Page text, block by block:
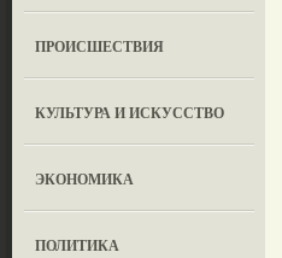
ПРОИСШЕСТВИЯ
КУЛЬТУРА И ИСКУССТВО
ЭКОНОМИКА
ПОЛИТИКА